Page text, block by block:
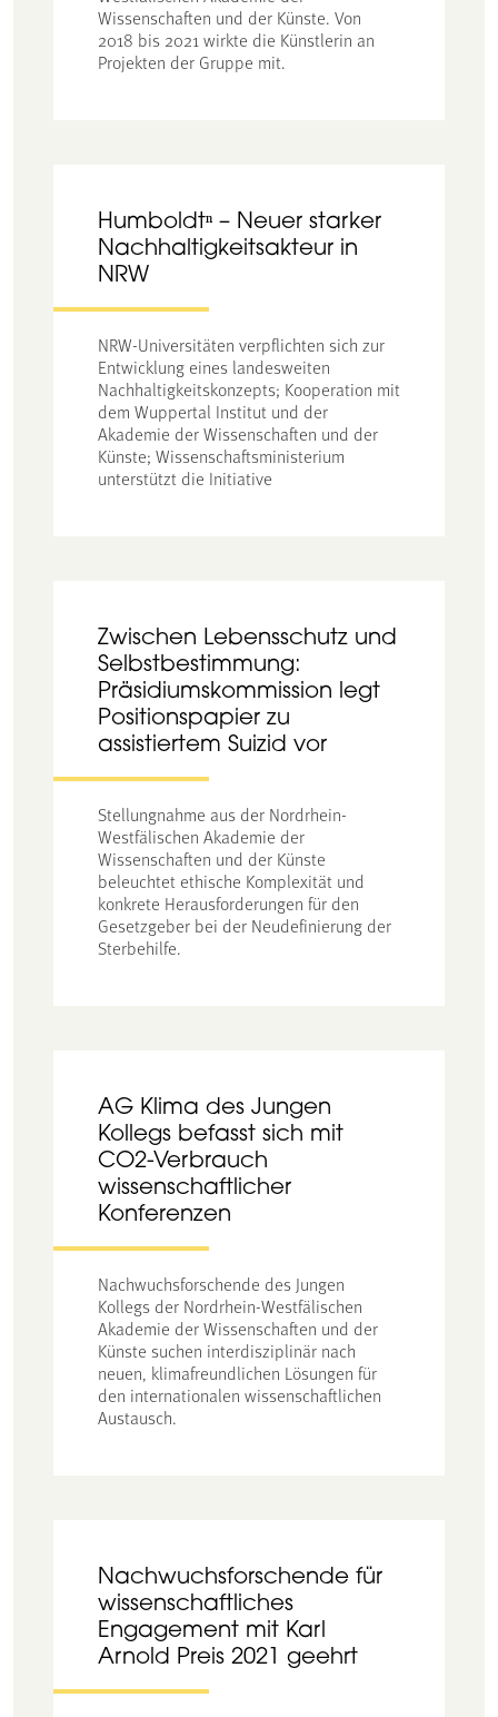
Wissenschaften und der Künste. Von
2018 bis 2021 wirkte die Künstlerin an
Projekten der Gruppe mit.
Humboldtⁿ – Neuer starker
Nachhaltigkeitsakteur in
NRW
NRW-Universitäten verpflichten sich zur
Entwicklung eines landesweiten
Nachhaltigkeitskonzepts; Kooperation mit
dem Wuppertal Institut und der
Akademie der Wissenschaften und der
Künste; Wissenschaftsministerium
unterstützt die Initiative
Zwischen Lebensschutz und
Selbstbestimmung:
Präsidiumskommission legt
Positionspapier zu
assistiertem Suizid vor
Stellungnahme aus der Nordrhein-
Westfälischen Akademie der
Wissenschaften und der Künste
beleuchtet ethische Komplexität und
konkrete Herausforderungen für den
Gesetzgeber bei der Neudefinierung der
Sterbehilfe.
AG Klima des Jungen
Kollegs befasst sich mit
CO2-Verbrauch
wissenschaftlicher
Konferenzen
Nachwuchsforschende des Jungen
Kollegs der Nordrhein-Westfälischen
Akademie der Wissenschaften und der
Künste suchen interdisziplinär nach
neuen, klimafreundlichen Lösungen für
den internationalen wissenschaftlichen
Austausch.
Nachwuchsforschende für
wissenschaftliches
Engagement mit Karl
Arnold Preis 2021 geehrt